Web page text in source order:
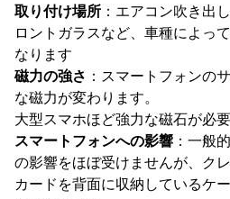
取り付け場所 ：エアコン吹き出
ロントガラスなど、車種によっ
なります
磁力の強さ ：スマートフォンの
な磁力が変わります。
大型スマホほど強力な磁石が必
スマートフォンへの影響 ：一般
の影響をほぼ受けませんが、ク
カードを背面に収納しているケ